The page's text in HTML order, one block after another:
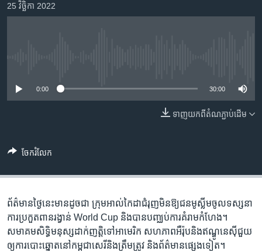
និង​
រំលង​
កាន់​
ស្វែង​
ទូរទស្សន៍ / វីដេអូ​
25 វិច្ឆិកា 2022
0:00 30:00
ទាញ​យក​ពី​តំណភ្ជាប់​ដើម
ចែករំលែក
ព័ត៌មាន​ថ្ងៃនេះ​មាន​ដូចជា ក្រុម​អាល់កៃដា​ជំរុញ​មិន​ឱ្យ​ជន​មូស្លីម​ចូល​ទស្សនា​
ការ​ប្រកួត​ពាន​រង្វាន់ ​World Cup ​និង​បាន​បញ្ឈប់​ការ​គំរាមកំហែង។
សមាគម​សិទ្ធិមនុស្ស​ដាក់​ញត្តិ​ទៅ​អាមេរិក សហភាពអឺរ៉ុប​និង​ឥណ្ឌូនេស៊ី​ជួយ​
ឲ្យ​ការបោះឆ្នោត​នៅ​កម្ពុជា​សេរី​និង​ត្រឹមត្រូវ និង​ព័ត៌មាន​ផ្សេង​ទៀត។